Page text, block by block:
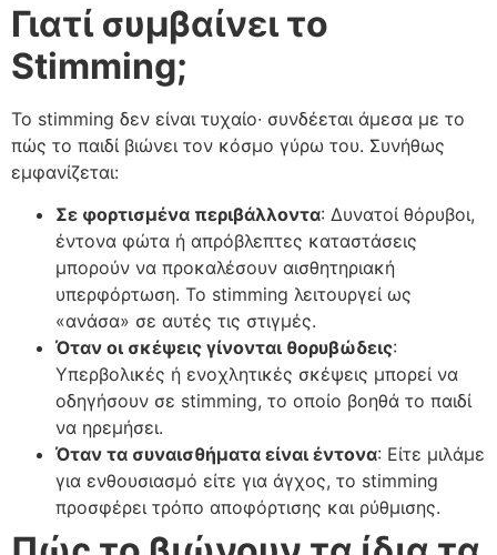
Γιατί συμβαίνει το
Stimming;
Το stimming δεν είναι τυχαίο∙ συνδέεται άμεσα με το
πώς το παιδί βιώνει τον κόσμο γύρω του. Συνήθως
εμφανίζεται:
Σε φορτισμένα περιβάλλοντα: Δυνατοί θόρυβοι,
έντονα φώτα ή απρόβλεπτες καταστάσεις
μπορούν να προκαλέσουν αισθητηριακή
υπερφόρτωση. Το stimming λειτουργεί ως
«ανάσα» σε αυτές τις στιγμές.
Όταν οι σκέψεις γίνονται θορυβώδεις:
Υπερβολικές ή ενοχλητικές σκέψεις μπορεί να
οδηγήσουν σε stimming, το οποίο βοηθά το παιδί
να ηρεμήσει.
Όταν τα συναισθήματα είναι έντονα: Είτε μιλάμε
για ενθουσιασμό είτε για άγχος, το stimming
προσφέρει τρόπο αποφόρτισης και ρύθμισης.